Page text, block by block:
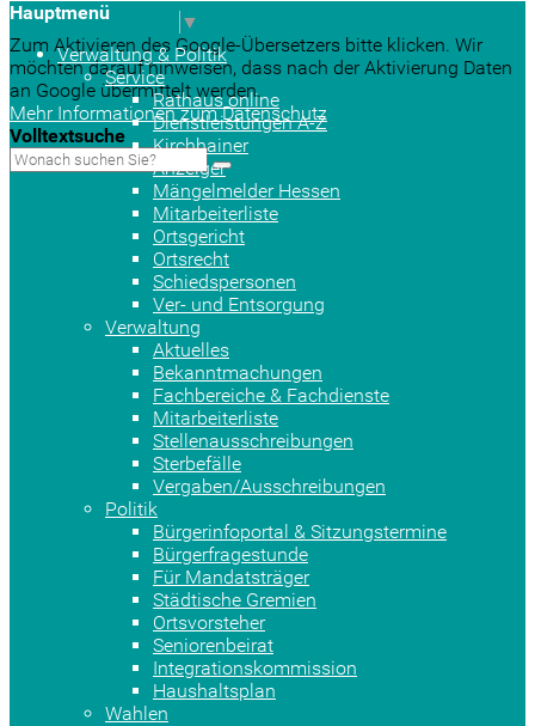
Sprache auswählen
▼
Zum Aktivieren des Google-Übersetzers bitte klicken. Wir
möchten darauf hinweisen, dass nach der Aktivierung Daten
an Google übermittelt werden.
Mehr Informationen zum Datenschutz
Volltextsuche
Hauptmenü
Verwaltung & Politik
Service
Rathaus online
Dienstleistungen A-Z
Kirchhainer
Anzeiger
Mängelmelder Hessen
Mitarbeiterliste
Ortsgericht
Ortsrecht
Schiedspersonen
Ver- und Entsorgung
Verwaltung
Aktuelles
Bekanntmachungen
Fachbereiche & Fachdienste
Mitarbeiterliste
Stellenausschreibungen
Sterbefälle
Vergaben/Ausschreibungen
Politik
Bürgerinfoportal & Sitzungstermine
Bürgerfragestunde
Für Mandatsträger
Städtische Gremien
Ortsvorsteher
Seniorenbeirat
Integrationskommission
Haushaltsplan
Wahlen